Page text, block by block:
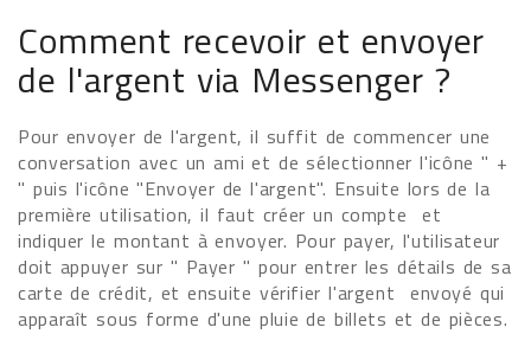
Comment recevoir et envoyer
de l'argent via Messenger ?
Pour envoyer de l'argent, il suffit de commencer une
conversation avec un ami et de sélectionner l'icône " +
" puis l'icône "Envoyer de l'argent". Ensuite lors de la
première utilisation, il faut créer un compte et
indiquer le montant à envoyer. Pour payer, l'utilisateur
doit appuyer sur " Payer " pour entrer les détails de sa
carte de crédit, et ensuite vérifier l'argent envoyé qui
apparaît sous forme d'une pluie de billets et de pièces.